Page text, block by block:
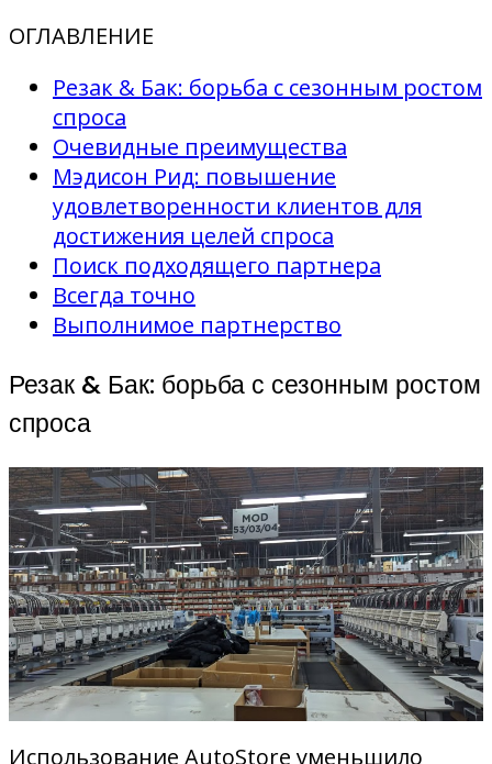
ОГЛАВЛЕНИЕ
Резак & Бак: борьба с сезонным ростом
спроса
Очевидные преимущества
Мэдисон Рид: повышение
удовлетворенности клиентов для
достижения целей спроса
Поиск подходящего партнера
Всегда точно
Выполнимое партнерство
Резак & Бак: борьба с сезонным ростом
спроса
Использование AutoStore уменьшило